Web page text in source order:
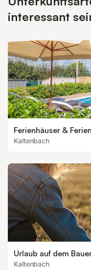
interessant
Ferienhäuser &
Kaltenbach
Urlaub auf dem
Kaltenbach